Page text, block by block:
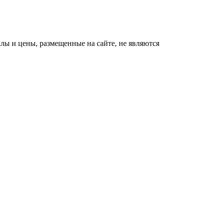
и цены, размещенные на сайте, не являются